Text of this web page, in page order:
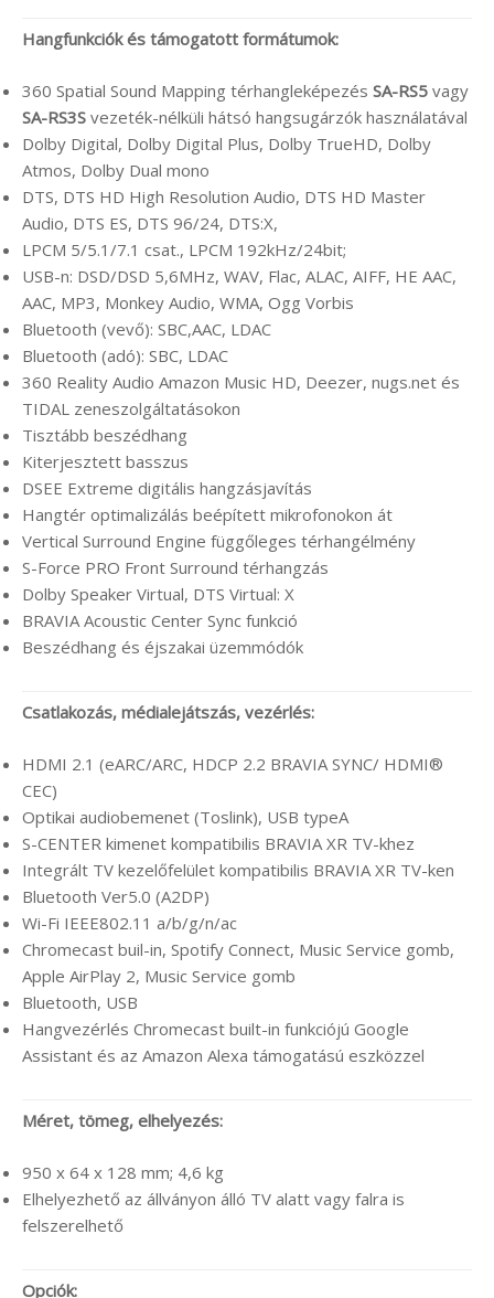
Hangfunkciók és támogatott formátumok:
360 Spatial Sound Mapping térhangleképezés SA-RS5 vagy
SA-RS3S vezeték-nélküli hátsó hangsugárzók használatával
Dolby Digital, Dolby Digital Plus, Dolby TrueHD, Dolby
Atmos, Dolby Dual mono
DTS, DTS HD High Resolution Audio, DTS HD Master
Audio, DTS ES, DTS 96/24, DTS:X,
LPCM 5/5.1/7.1 csat., LPCM 192kHz/24bit;
USB-n: DSD/DSD 5,6MHz, WAV, Flac, ALAC, AIFF, HE AAC,
AAC, MP3, Monkey Audio, WMA, Ogg Vorbis
Bluetooth (vevő): SBC,AAC, LDAC
Bluetooth (adó): SBC, LDAC
360 Reality Audio Amazon Music HD, Deezer, nugs.net és
TIDAL zeneszolgáltatásokon
Tisztább beszédhang
Kiterjesztett basszus
DSEE Extreme digitális hangzásjavítás
Hangtér optimalizálás beépített mikrofonokon át
Vertical Surround Engine függőleges térhangélmény
S-Force PRO Front Surround térhangzás
Dolby Speaker Virtual, DTS Virtual: X
BRAVIA Acoustic Center Sync funkció
Beszédhang és éjszakai üzemmódók
Csatlakozás, médialejátszás, vezérlés:
HDMI 2.1 (eARC/ARC, HDCP 2.2 BRAVIA SYNC/ HDMI®
CEC)
Optikai audiobemenet (Toslink), USB typeA
S-CENTER kimenet kompatibilis BRAVIA XR TV-khez
Integrált TV kezelőfelület kompatibilis BRAVIA XR TV-ken
Bluetooth Ver5.0 (A2DP)
Wi-Fi IEEE802.11 a/b/g/n/ac
Chromecast buil-in, Spotify Connect, Music Service gomb,
Apple AirPlay 2, Music Service gomb
Bluetooth, USB
Hangvezérlés Chromecast built-in funkciójú Google
Assistant és az Amazon Alexa támogatású eszközzel
Méret, tömeg, elhelyezés:
950 x 64 x 128 mm; 4,6 kg
Elhelyezhető az állványon álló TV alatt vagy falra is
felszerelhető
Opciók: